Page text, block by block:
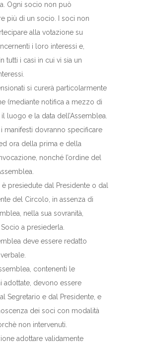
Ogni socio non può
più di un socio. I soci non
alla votazione su
i loro interessi e,
tutti i casi in cui vi sia un
si curerà particolarmente
(mediante notifica a mezzo di
il luogo e la data dell’Assemblea.
manifesti dovranno specificare
ora della prima e della
nonché l’ordine del
è presiedute dal Presidente o dal
del Circolo, in assenza di
nella sua sovranità,
a presiederla.
deve essere redatto
contenenti le
adottate, devono essere
Segretario e dal Presidente, e
dei soci con modalità
non intervenuti.
adottare validamente